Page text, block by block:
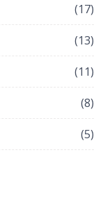
(17)
(13)
(11)
(8)
(5)